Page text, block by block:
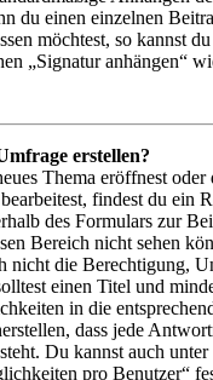
du einen einzelnen
möchtest, so kannst
„Signatur anhängen“
erstellen?
Thema eröffnest oder
findest du ein
des Formulars zur
Bereich nicht sehen
nicht die Berechtigung,
einen Titel und
in die
dass jede
Du kannst auch unter
pro Benutzer“